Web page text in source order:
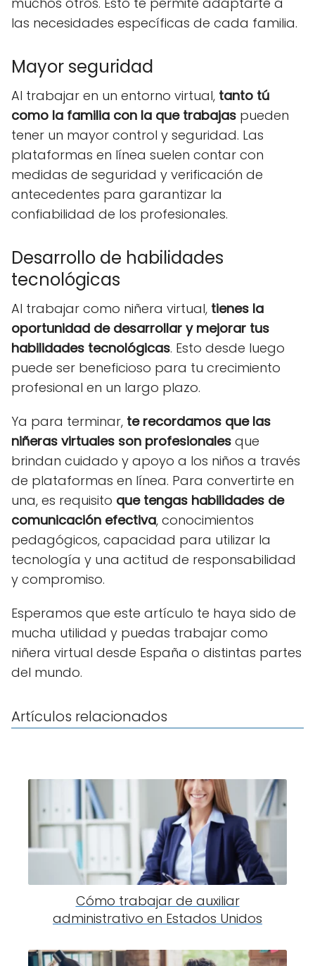
las necesidades específicas de cada familia.
Mayor seguridad
Al trabajar en un entorno virtual, tanto tú
como la familia con la que trabajas pueden
tener un mayor control y seguridad. Las
plataformas en línea suelen contar con
medidas de seguridad y verificación de
antecedentes para garantizar la
confiabilidad de los profesionales.
Desarrollo de habilidades
tecnológicas
Al trabajar como niñera virtual, tienes la
oportunidad de desarrollar y mejorar tus
habilidades tecnológicas. Esto desde luego
puede ser beneficioso para tu crecimiento
profesional en un largo plazo.
Ya para terminar, te recordamos que las
niñeras virtuales son profesionales que
brindan cuidado y apoyo a los niños a través
de plataformas en línea. Para convertirte en
una, es requisito que tengas habilidades de
comunicación efectiva, conocimientos
pedagógicos, capacidad para utilizar la
tecnología y una actitud de responsabilidad
y compromiso.
Esperamos que este artículo te haya sido de
mucha utilidad y puedas trabajar como
niñera virtual desde España o distintas partes
del mundo.
Artículos relacionados
Cómo trabajar de auxiliar
administrativo en Estados Unidos